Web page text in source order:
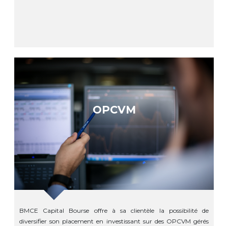
OPCVM
BMCE Capital Bourse offre à sa clientèle la possibilité de
diversifier son placement en investissant sur des OPCVM gérés